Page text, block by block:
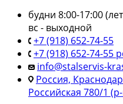
будни 8:00-17:00
вс - выходной
+7 (918) 652-74-55
+7 (918) 652-74-55
info@stalservis-
Россия,
Российская 780/1